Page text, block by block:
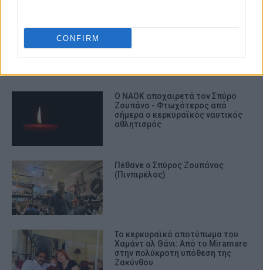
CONFIRM
Ο ΝΑΟΚ αποχαιρετά τον Σπύρο
Ζουπάνο - Φτωχότερος από
σήμερα ο κερκυραϊκός ναυτικός
αθλητισμός
Πέθανε ο Σπύρος Ζουπάνος
(Πινπιρέλος)
Το κερκυραϊκό αποτύπωμα του
Χαμάντ αλ Θάνι: Από το Miramare
στην πολύκροτη υπόθεση της
Ζακύνθου